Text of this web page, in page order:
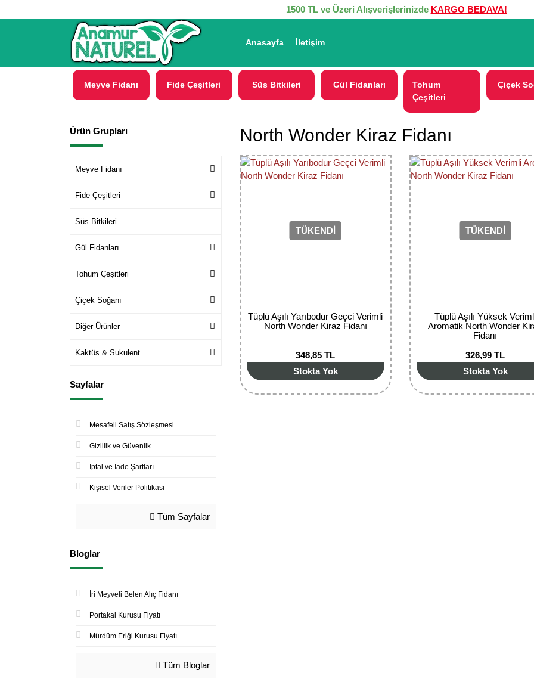
1500 TL ve Üzeri Alışverişlerinizde KARGO BEDAVA!
Anasayfa İletişim
Meyve Fidanı Fide Çeşitleri Süs Bitkileri Gül Fidanları
Tohum
Çeşitleri
Çiçek
Ürün Grupları
Meyve Fidanı
Fide Çeşitleri
Süs Bitkileri
Gül Fidanları
Tohum Çeşitleri
Çiçek Soğanı
Diğer Ürünler
Kaktüs & Sukulent
Sayfalar
Mesafeli Satış Sözleşmesi
Gizlilik ve Güvenlik
İptal ve İade Şartları
Kişisel Veriler Politikası
Tüm Sayfalar
Bloglar
İri Meyveli Belen Alıç Fidanı
Portakal Kurusu Fiyatı
Mürdüm Eriği Kurusu Fiyatı
Tüm Bloglar
North Wonder Kiraz Fidanı
TÜKENDİ
Tüplü Aşılı Yarıbodur Geçci Verimli
North Wonder Kiraz Fidanı
348,85 TL
Stokta Yok
TÜKENDİ
Tüplü Aşılı Yüksek
Aromatik North Wonder
Fidanı
326,99 TL
Stokta Yok